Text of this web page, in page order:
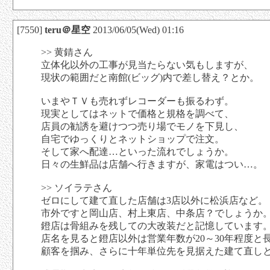
[7550] teru＠星空2013/06/05(Wed) 01:16
>> 黄錆さん
立体化以外の工事が見当たらない気もしますが、
現状の範囲だと南館(ビッグ)内で差し替え？とか。
いまやＴＶも売れずレコーダーも振るわず。
現実としてはネットで価格と規格を調べて、
店員の勧誘を避けつつ売り場でモノを下見し、
自宅でゆっくりとネットショップで注文。
そして家へ配達…といった流れでしょうか。
日々の生鮮品は店舗へ行きますが、家電はつい…。
>> ソイラテさん
ゼロにして建て直した店舗は3店以外に松浜店など。
市外ですと岡山店、村上東店、中条店？でしょうか。
鐙店は骨組みを残しての大改装だと記憶しています。
店名を見ると鐙店以外は営業年数が20～30年程度と長
顧客を掴み、さらに十年単位先を見据えた建て直しと